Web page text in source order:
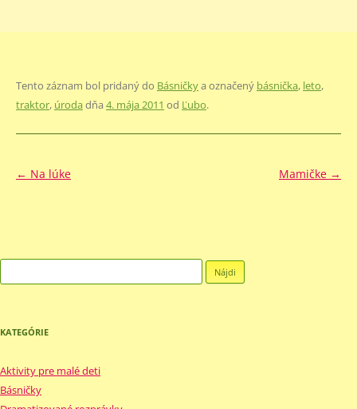
Tento záznam bol pridaný do Básničkya označený básnička, leto,
traktor, úrodadňa 4. mája 2011 od Ľubo.
Navigácia
← Na lúke Mamičke →
KATEGÓRIE
Aktivity pre malé deti
Básničky